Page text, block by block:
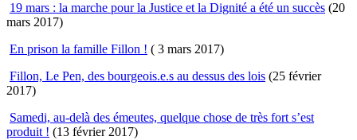
19 mars : la marche pour la Justice et la Dignité a été un succès (20
mars 2017)
En prison la famille Fillon ! ( 3 mars 2017)
Fillon, Le Pen, des bourgeois.e.s au dessus des lois (25 février
2017)
Samedi, au-delà des émeutes, quelque chose de très fort s’est
produit ! (13 février 2017)